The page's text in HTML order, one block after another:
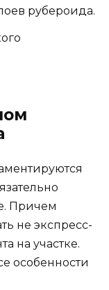
рубероида.
Причем
не экспресс-
на участке.
особенности